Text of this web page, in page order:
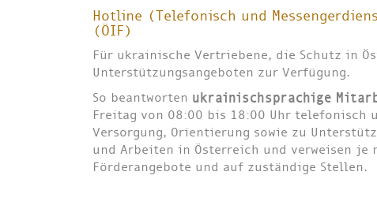
Hotline (Telefonisch und
(ÖIF)
Für ukrainische Vertriebene, die Schutz in
Unterstützungsangeboten zur Verfügung.
So beantworten ukrainischsprachige
Freitag von 08:00 bis 18:00 Uhr telefonisch
Versorgung, Orientierung sowie zu
und Arbeiten in Österreich und verweisen je
Förderangebote und auf zuständige Stellen.